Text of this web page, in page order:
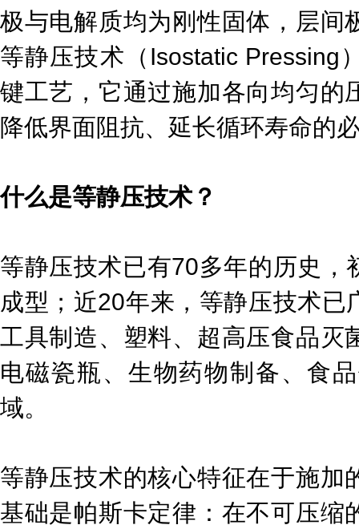
极与电解质均为刚性固体，层间
等静压技术（Isostatic Pressing
键工艺，它通过施加各向均匀的
降低界面阻抗、延长循环寿命的
什么是等静压技术？
等静压技术已有70多年的历史
成型；近20年来，等静压技术
工具制造、塑料、超高压食品灭
电磁瓷瓶、生物药物制备、食
域。
等静压技术的核心特征在于施加
基础是帕斯卡定律：在不可压缩